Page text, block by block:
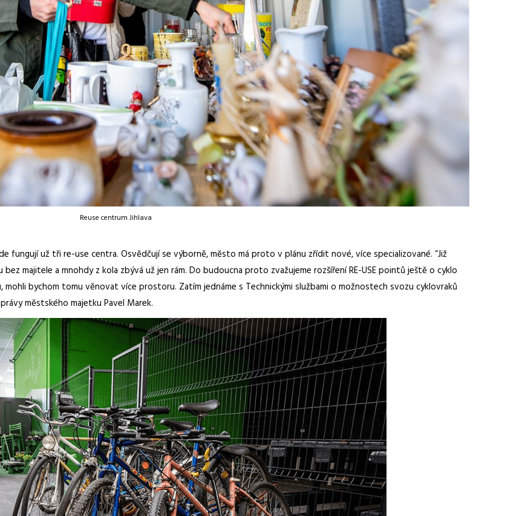
Reuse centrum Jihlava
fungují už tři re-use centra. Osvědčují se výborně, město má proto v plánu zřídit nové, více specializované. “Již
majitele a mnohdy z kola zbývá už jen rám. Do budoucna proto zvažujeme rozšíření RE-USE pointů ještě o cyklo
bychom tomu věnovat více prostoru. Zatím jednáme s Technickými službami o možnostech svozu cyklovraků
městského majetku Pavel Marek.